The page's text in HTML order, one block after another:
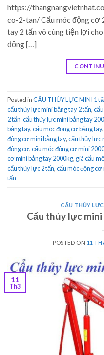
https://
co-2-tan/ Cẩu móc động cơ
tay 2 tấn vô cùng tiện lợi
động […]
Posted inCẨU THỦY LỰC MINI 1
cẩu thủy lực mini bằng tay 2 tấn,
2 tấn,cẩu thủy lực mini bằng tay
bằng tay,cẩu móc động cơ bằng tay,
động cơ mini bằng tay,cẩu thủy lực
động cơ,cẩu móc động cơ mini
cơ mini bằng tay 2000kg, giá cẩu
cẩu thủy lực 2 tấn,cẩu móc động cơ
tấn
CẨU THỦY
Cẩu thủy lực
POSTED ON 11
11
Th3